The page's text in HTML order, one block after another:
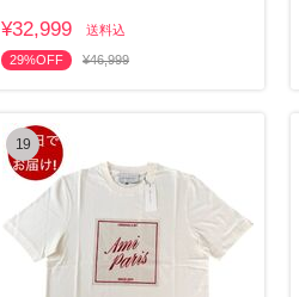
¥32,999 送料込
29%OFF ¥46,999
19